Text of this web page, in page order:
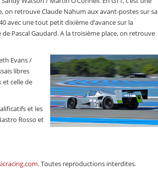
on retrouve Claude Nahum aux avant-postes sur sa
avec une tout petit dixième d’avance sur la
Pascal Gaudard. A la troisième place, on retrouve
Evans /
libres
et celle de
et les
Rosso et
. Toutes reproductions interdites.